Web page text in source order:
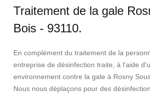
Traitement de la gale
Bois - 93110.
En complément du traitement de la
entreprise de désinfection traite, à l'aide
environnement contre la gale à Rosny
Nous nous déplaçons pour des